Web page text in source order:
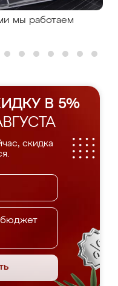
мы работаем
В 5%
скидка